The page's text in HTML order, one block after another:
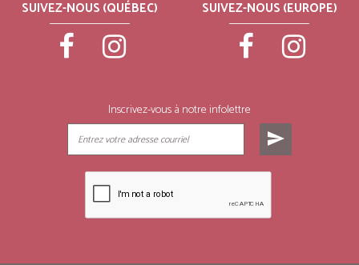
SUIVEZ-NOUS (QUÉBEC) SUIVEZ-NOUS (EUROPE)
Inscrivez-vous à notre infolettre
send